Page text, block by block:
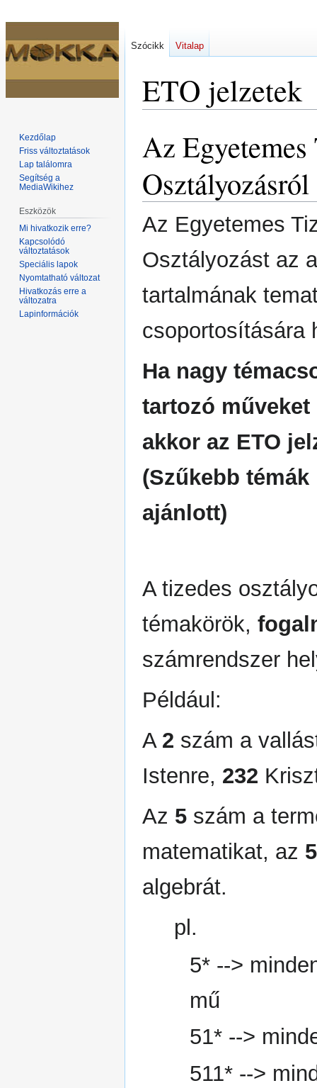
ETO jelzetek
aa
Az Egyetemes
Osztályozásról
Az Egyetemes
Osztályozást az
tartalmának
csoportosítására
Ha nagy
tartozó
akkor az ETO
(Szűkebb
ajánlott)
A tizedes
témakörök,
számrendszer
Például:
A 2 szám a
Istenre, 232
Az 5 szám a
matematikat, az
algebrát.
pl.
5* -->
mű
51* -->
511* -->
Szócikk Vitalap
Kezdőlap
Friss változtatások
Lap találomra
Segítség a
MediaWikihez
Eszközök
Mi hivatkozik erre?
Kapcsolódó
változtatások
Speciális lapok
Nyomtatható változat
Hivatkozás erre a
változatra
Lapinformációk